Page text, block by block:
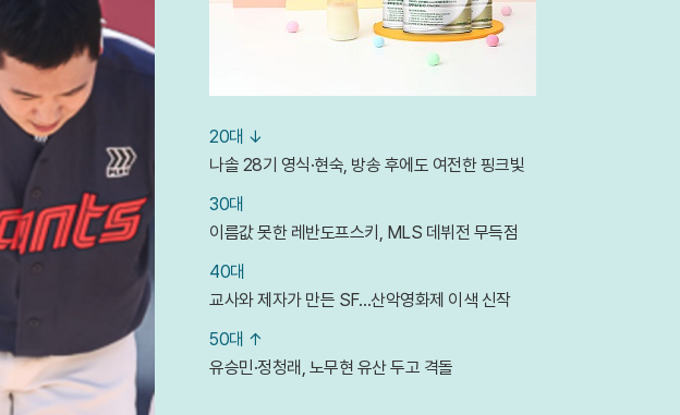
20대 ↓
나솔 28기 영식·현숙, 방송 후에도 여전한 핑크빛
30대
이름값 못한 레반도프스키, MLS 데뷔전 무득점
40대
교사와 제자가 만든 SF…산악영화제 이색 신작
50대 ↑
유승민·정청래, 노무현 유산 두고 격돌